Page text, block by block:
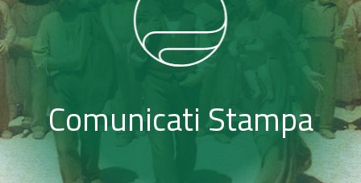
Comunicati Stampa